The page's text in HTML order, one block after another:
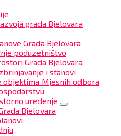
grada Bjelovara
Grada Bjelovara
poduzetništvo
Grada Bjelovara
i stanovi
objektima Mjesnih odbora
uređenje
Bjelovara